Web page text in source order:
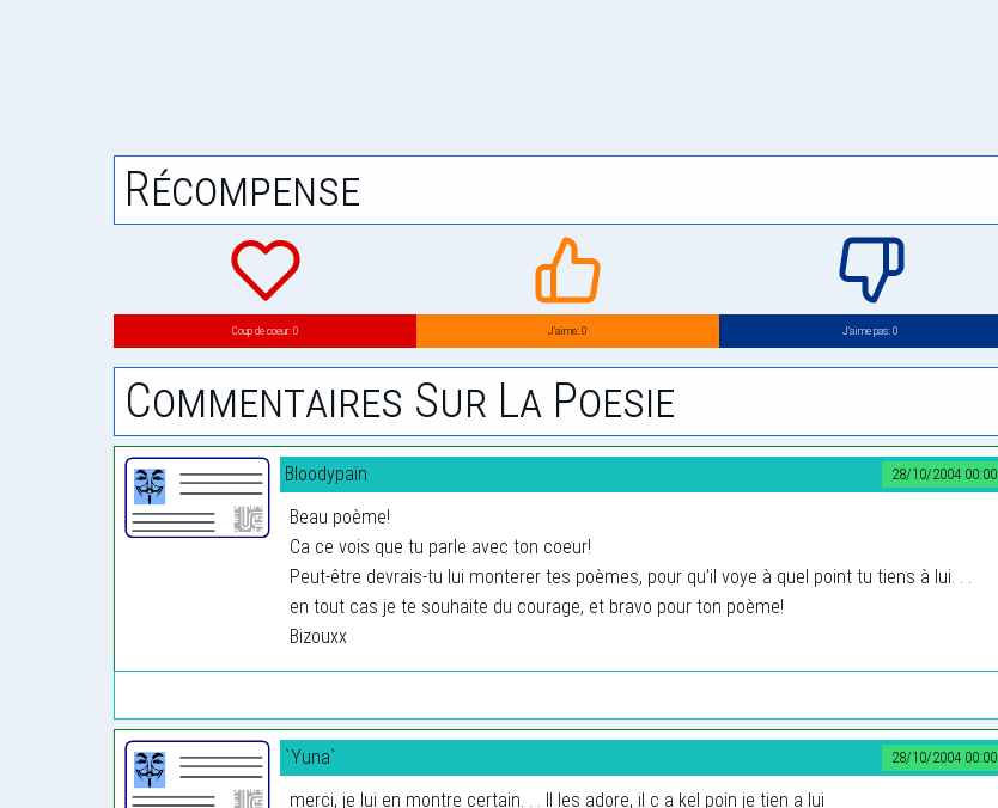
Récompense
Coup de coeur: 0 J’aime: 0 J’aime pas: 0
Commentaires Sur La Poesie
28/10/2004 00:00
Bloodypain
Beau poème!
Ca ce vois que tu parle avec ton coeur!
Peut-être devrais-tu lui monterer tes poèmes, pour qu’il voye à quel point tu tiens à lui. . .
en tout cas je te souhaite du courage, et bravo pour ton poème!
Bizouxx
28/10/2004 00:00
`Yuna`
merci, je lui en montre certain. . . Il les adore, il c a kel poin je tien a lui